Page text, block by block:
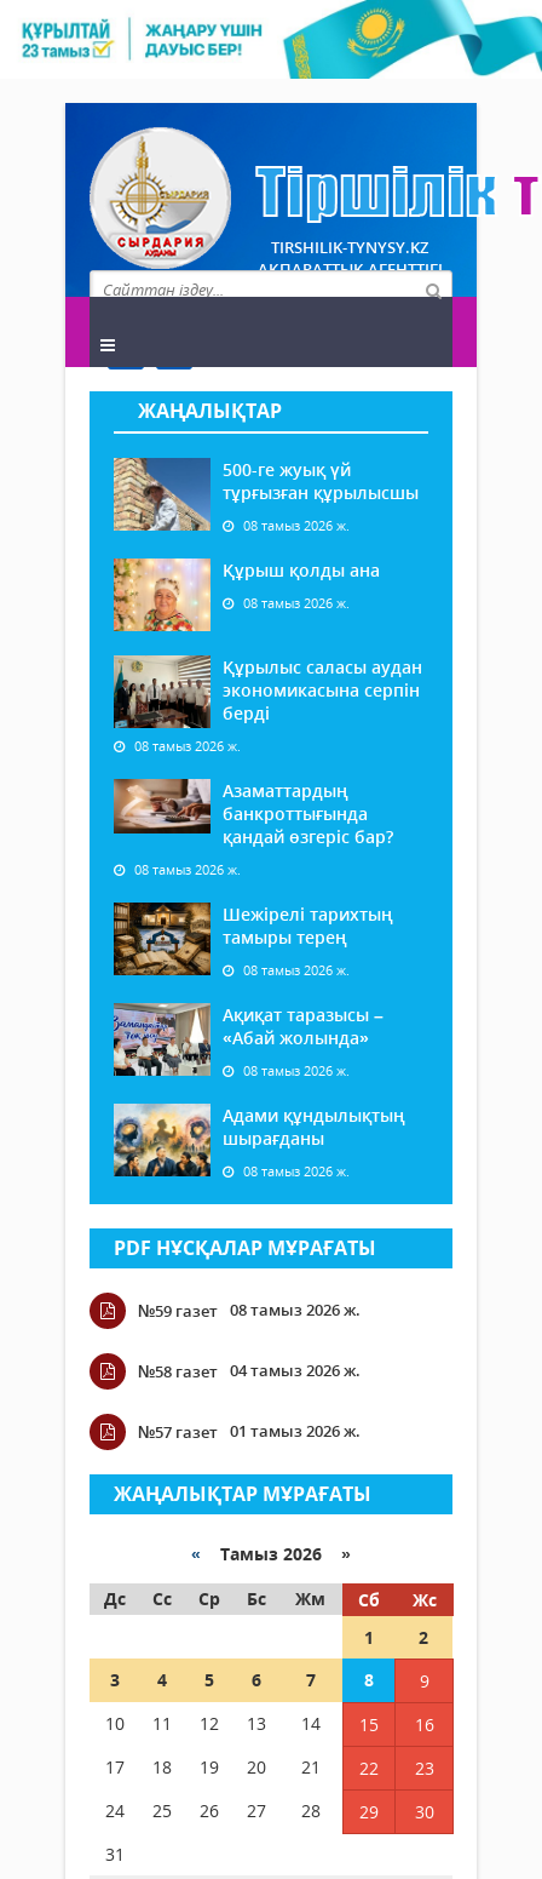
TIRSHILIK-TYNYSY.KZ
АҚПАРАТТЫҚ АГЕНТТІГІ
ЖАҢАЛЫҚТАР
500-ге жуық үй
тұрғызған құрылысшы
08 тамыз 2026 ж.
Құрыш қолды ана
08 тамыз 2026 ж.
Құрылыс саласы аудан
экономикасына серпін
берді
08 тамыз 2026 ж.
Азаматтардың
банкроттығында
қандай өзгеріс бар?
08 тамыз 2026 ж.
Шежірелі тарихтың
тамыры терең
08 тамыз 2026 ж.
Ақиқат таразысы –
«Абай жолында»
08 тамыз 2026 ж.
Адами құндылықтың
шырағданы
08 тамыз 2026 ж.
PDF НҰСҚАЛАР МҰРАҒАТЫ
№59 газет 08 тамыз 2026 ж.
№58 газет 04 тамыз 2026 ж.
№57 газет 01 тамыз 2026 ж.
ЖАҢАЛЫҚТАР МҰРАҒАТЫ
« Тамыз 2026 »
Дс
Сс Ср Бс Жм Сб
Жс
1
2
3
4 5 6 7 8
9
10
11 12 13 14 15
16
17
18 19 20 21 22
23
24
25 26 27 28 29
30
31